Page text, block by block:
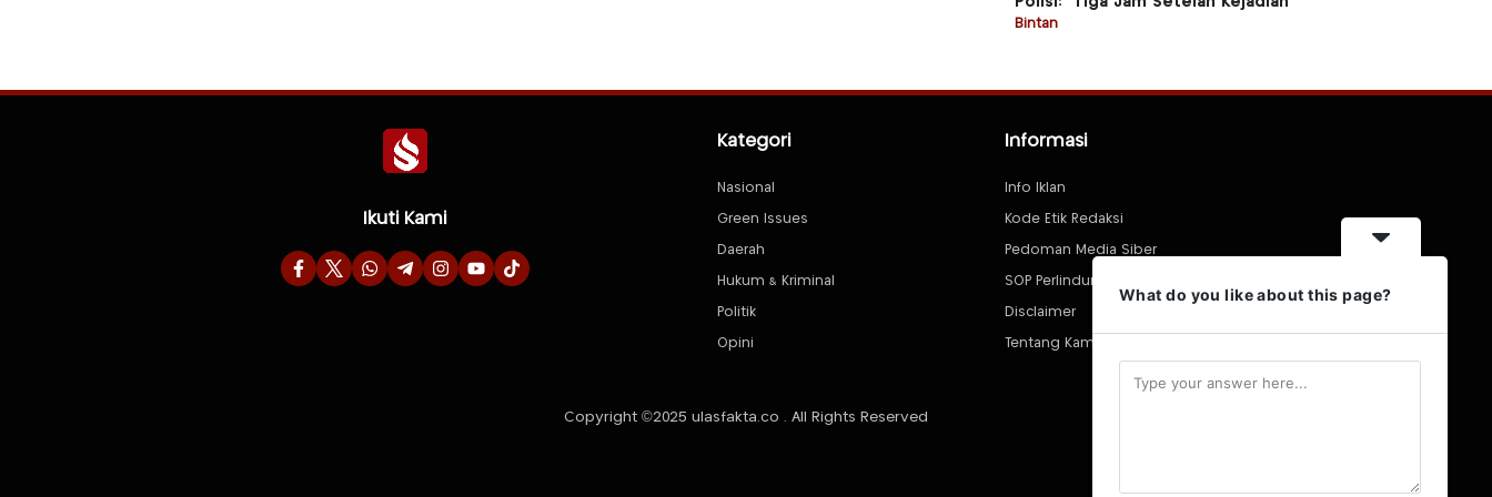
Bintan
Ikuti Kami
Kategori
Nasional
Green Issues
Daerah
Hukum & Kriminal
Politik
Opini
Informasi
Info Iklan
Kode Etik Redaksi
Pedoman Media Siber
SOP Perlindungan Wartawan
Disclaimer
Tentang Kami
Copyright ©2025 ulasfakta.co . All Rights Reserved
What do you like about this page?